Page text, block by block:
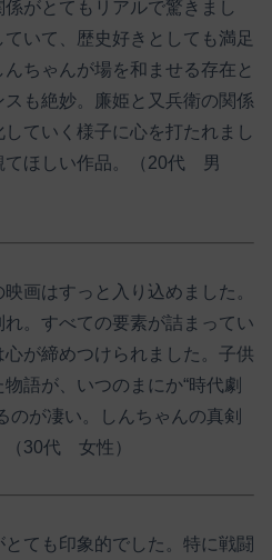
がとてもリアルで驚きまし
いて、歴史好きとしても満足
ちゃんが場を和ませる存在と
も絶妙。廉姫と又兵衛の関係
ていく様子に心を打たれまし
てほしい作品。（20代 男
画はすっと入り込めました。
。すべての要素が詰まってい
が締めつけられました。子供
語が、いつのまにか“時代劇
のが凄い。しんちゃんの真剣
（30代 女性）
ても印象的でした。特に戦闘